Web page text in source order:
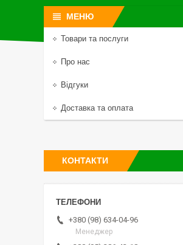
Товари та послуги
Про нас
Відгуки
Доставка та оплата
КОНТАКТИ
+380 (98) 634-04-96
Менеджер